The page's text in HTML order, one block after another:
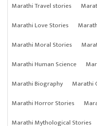
Marathi Travel stories
Marathi Love Stories
Marathi Moral Stories
Marathi Human Science
Marathi Biography
Marathi
Marathi Horror Stories
Marathi Mythological Stories